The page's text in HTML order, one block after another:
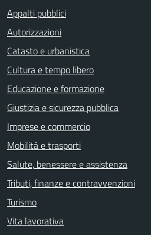
Appalti pubblici
Autorizzazioni
Catasto e urbanistica
Cultura e tempo libero
Educazione e formazione
Giustizia e sicurezza pubblica
Imprese e commercio
Mobilità e trasporti
Salute, benessere e assistenza
Tributi, finanze e contravvenzioni
Turismo
Vita lavorativa